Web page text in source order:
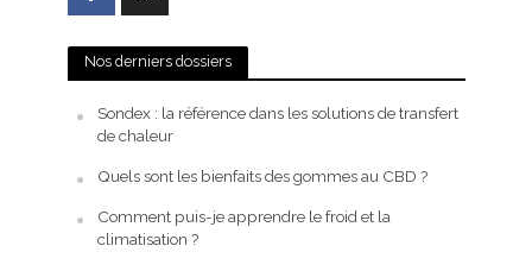
Nos derniers dossiers
Sondex : la référence dans les solutions de transfert
de chaleur
Quels sont les bienfaits des gommes au CBD ?
Comment puis-je apprendre le froid et la
climatisation ?